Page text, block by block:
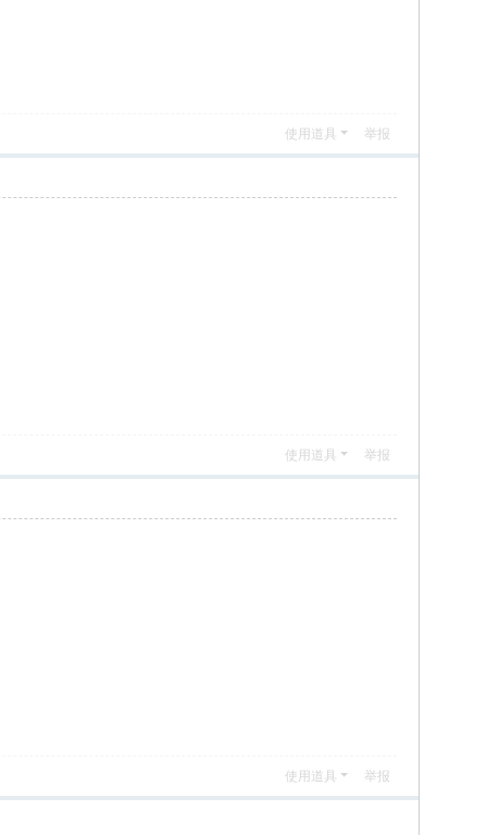
使用道具 举报
使用道具 举报
使用道具 举报